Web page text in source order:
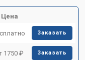
Цена
Заказать
1750 ₽ Заказать